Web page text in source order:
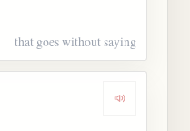
that goes without saying
Dengarkan